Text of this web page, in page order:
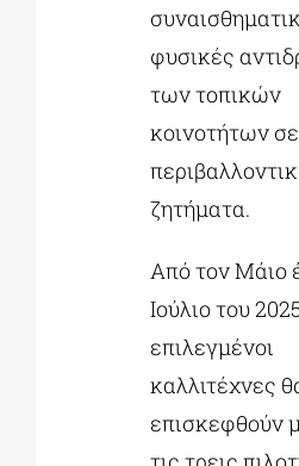
φυσικές
των τοπικών
κοινοτήτων
ζητήματα.
Από τον Μάιο
Ιούλιο του
επιλεγμένοι
καλλιτέχνες
επισκεφθούν